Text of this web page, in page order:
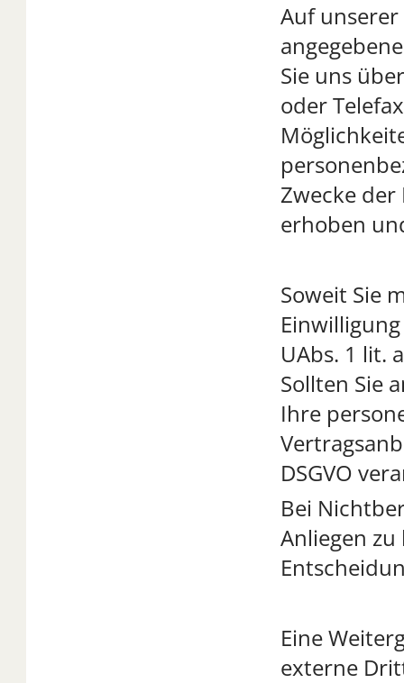
Auf
Sie uns
oder
Zwecke
erhoben
Soweit Sie
UAbs. 1 lit.
Sollten Sie
Ihre
DSGVO
Bei
Anliegen
Eine
externe